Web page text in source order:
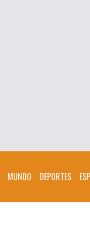
MUNDO DEPORTES